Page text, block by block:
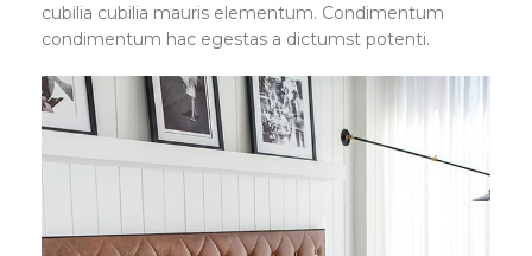
cubilia cubilia mauris elementum. Condimentum
condimentum hac egestas a dictumst potenti.